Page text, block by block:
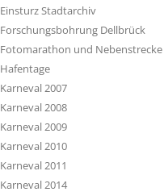
Einsturz Stadtarchiv
Forschungsbohrung Dellbrück
Fotomarathon und Nebenstrecke
Hafentage
Karneval 2007
Karneval 2008
Karneval 2009
Karneval 2010
Karneval 2011
Karneval 2014